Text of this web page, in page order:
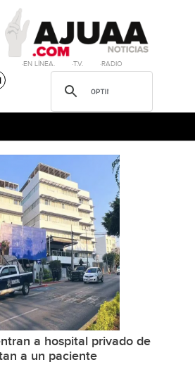
·EN LÍNEA. ·T.V. ·RADIO
a hospital privado de
a un paciente